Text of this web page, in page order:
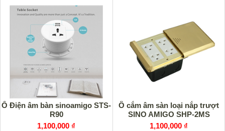
Ổ Điện âm bàn sinoamigo STS-
R90
1,100,000 ₫
Ô cắm âm sàn loại nắp trượt
SINO AMIGO SHP-2MS
1,100,000 ₫